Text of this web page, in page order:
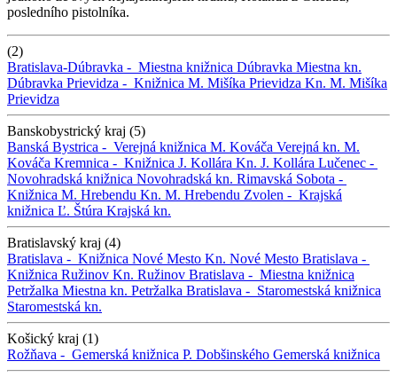
posledního pistolníka.
(2)
Bratislava-Dúbravka - Miestna knižnica Dúbravka Miestna kn.
Dúbravka Prievidza - Knižnica M. Mišíka Prievidza Kn. M. Mišíka
Prievidza
Banskobystrický kraj (5)
Banská Bystrica - Verejná knižnica M. Kováča Verejná kn. M.
Kováča Kremnica - Knižnica J. Kollára Kn. J. Kollára Lučenec -
Novohradská knižnica Novohradská kn. Rimavská Sobota -
Knižnica M. Hrebendu Kn. M. Hrebendu Zvolen - Krajská
knižnica Ľ. Štúra Krajská kn.
Bratislavský kraj (4)
Bratislava - Knižnica Nové Mesto Kn. Nové Mesto Bratislava -
Knižnica Ružinov Kn. Ružinov Bratislava - Miestna knižnica
Petržalka Miestna kn. Petržalka Bratislava - Staromestská knižnica
Staromestská kn.
Košický kraj (1)
Rožňava - Gemerská knižnica P. Dobšinského Gemerská knižnica